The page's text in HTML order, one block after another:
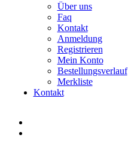
Über uns
Faq
Kontakt
Anmeldung
Registrieren
Mein Konto
Bestellungsverlauf
Merkliste
Kontakt